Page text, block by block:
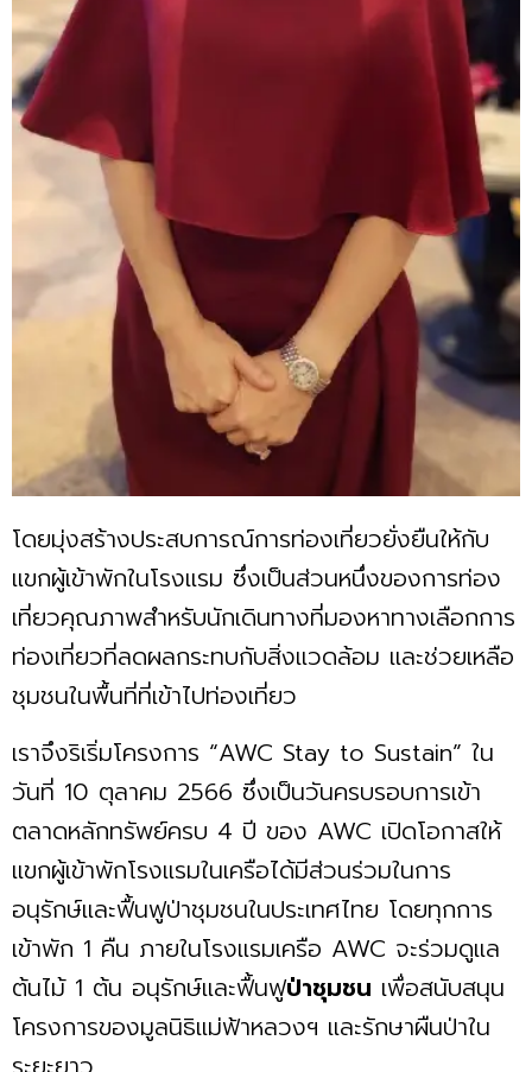
โดยมุ่งสร้างประสบการณ์การท่องเที่ยวยั่งยืนให้กับ
แขกผู้เข้าพักในโรงแรม ซึ่งเป็นส่วนหนึ่งของการท่อง
เที่ยวคุณภาพสำหรับนักเดินทางที่มองหาทางเลือกการ
ท่องเที่ยวที่ลดผลกระทบกับสิ่งแวดล้อม และช่วยเหลือ
ชุมชนในพื้นที่ที่เข้าไปท่องเที่ยว
เราจึงริเริ่มโครงการ “AWC Stay to Sustain” ใน
วันที่ 10 ตุลาคม 2566 ซึ่งเป็นวันครบรอบการเข้า
ตลาดหลักทรัพย์ครบ 4 ปี ของ AWC เปิดโอกาสให้
แขกผู้เข้าพักโรงแรมในเครือได้มีส่วนร่วมในการ
อนุรักษ์และฟื้นฟูป่าชุมชนในประเทศไทย โดยทุกการ
เข้าพัก 1 คืน ภายในโรงแรมเครือ AWC จะร่วมดูแล
ต้นไม้ 1 ต้น อนุรักษ์และฟื้นฟูป่าชุมชน เพื่อสนับสนุน
โครงการของมูลนิธิแม่ฟ้าหลวงฯ และรักษาผืนป่าใน